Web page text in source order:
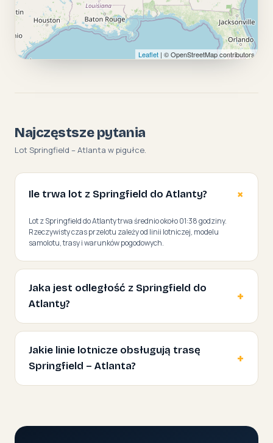
Leaflet | © OpenStreetMap contributors
Najczęstsze pytania
Lot Springfield – Atlanta w pigułce.
Ile trwa lot z Springfield do Atlanty?
Lot z Springfield do Atlanty trwa średnio około 01:38 godziny.
Rzeczywisty czas przelotu zależy od linii lotniczej, modelu
samolotu, trasy i warunków pogodowych.
Jaka jest odległość z Springfield do
Atlanty?
Jakie linie lotnicze obsługują trasę
Springfield – Atlanta?